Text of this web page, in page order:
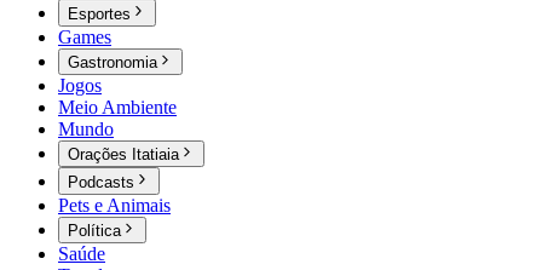
Esportes
Games
Gastronomia
Jogos
Meio Ambiente
Mundo
Orações Itatiaia
Podcasts
Pets e Animais
Política
Saúde